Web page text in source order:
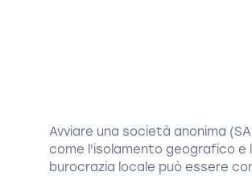
Avviare una società anonima
come l'isolamento geografico e
burocrazia locale può essere